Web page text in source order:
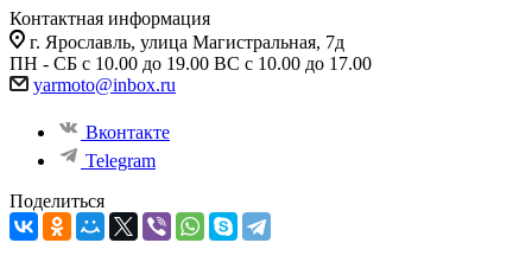
Контактная информация
г. Ярославль, улица Магистральная, 7д
ПН - СБ с 10.00 до 19.00 ВС с 10.00 до 17.00
yarmoto@inbox.ru
Вконтакте
Telegram
Поделиться